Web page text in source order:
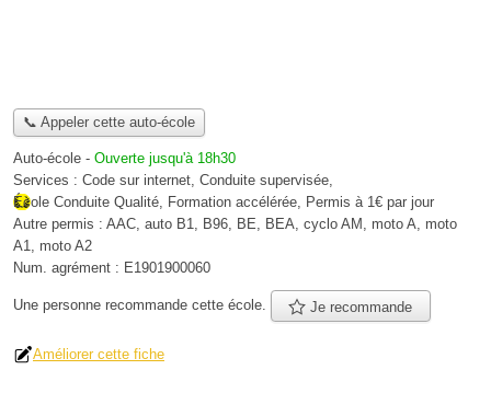
📞 Appeler cette auto-école
Auto-école - Ouverte jusqu'à 18h30
Services : Code sur internet, Conduite supervisée,
École Conduite Qualité, Formation accélérée, Permis à 1€ par jour
Autre permis : AAC, auto B1, B96, BE, BEA, cyclo AM, moto A, moto
A1, moto A2
Num. agrément : E1901900060
Une personne recommande cette école. Je recommande
Améliorer cette fiche